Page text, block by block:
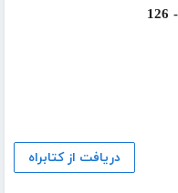
دریافت از کتابراه